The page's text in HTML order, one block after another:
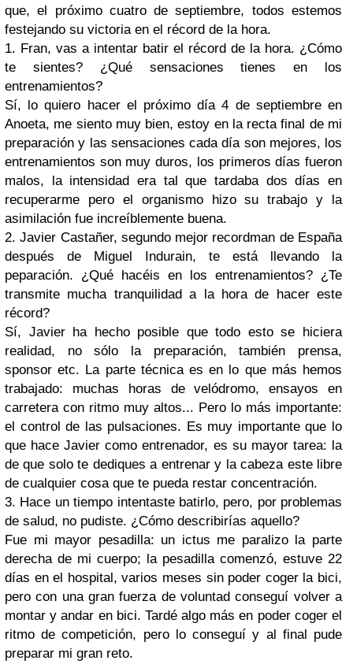
que, el próximo cuatro de septiembre, todos estemos
festejando su victoria en el récord de la hora.
1. Fran, vas a intentar batir el récord de la hora. ¿Cómo
te sientes? ¿Qué sensaciones tienes en los
entrenamientos?
Sí, lo quiero hacer el próximo día 4 de septiembre en
Anoeta, me siento muy bien, estoy en la recta final de mi
preparación y las sensaciones cada día son mejores, los
entrenamientos son muy duros, los primeros días fueron
malos, la intensidad era tal que tardaba dos días en
recuperarme pero el organismo hizo su trabajo y la
asimilación fue increíblemente buena.
2. Javier Castañer, segundo mejor recordman de España
después de Miguel Indurain, te está llevando la
peparación. ¿Qué hacéis en los entrenamientos? ¿Te
transmite mucha tranquilidad a la hora de hacer este
récord?
Sí, Javier ha hecho posible que todo esto se hiciera
realidad, no sólo la preparación, también prensa,
sponsor etc. La parte técnica es en lo que más hemos
trabajado: muchas horas de velódromo, ensayos en
carretera con ritmo muy altos... Pero lo más importante:
el control de las pulsaciones. Es muy importante que lo
que hace Javier como entrenador, es su mayor tarea: la
de que solo te dediques a entrenar y la cabeza este libre
de cualquier cosa que te pueda restar concentración.
3. Hace un tiempo intentaste batirlo, pero, por problemas
de salud, no pudiste. ¿Cómo describirías aquello?
Fue mi mayor pesadilla: un ictus me paralizo la parte
derecha de mi cuerpo; la pesadilla comenzó, estuve 22
días en el hospital, varios meses sin poder coger la bici,
pero con una gran fuerza de voluntad conseguí volver a
montar y andar en bici. Tardé algo más en poder coger el
ritmo de competición, pero lo conseguí y al final pude
preparar mi gran reto.